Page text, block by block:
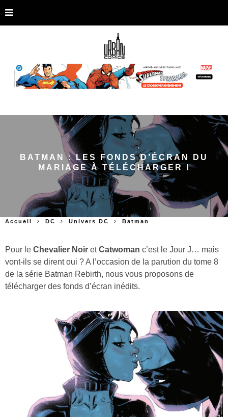
BATMAN : LES FONDS D’ÉCRAN DU
MARIAGE À TÉLÉCHARGER !
Accueil DC Univers DC Batman
Pour le Chevalier Noir etCatwoman c’est le Jour J… mais
vont-ils se dirent oui ? A l’occasion de la parution du tome 8
de la série Batman Rebirth, nous vous proposons de
télécharger des fonds d’écran inédits.